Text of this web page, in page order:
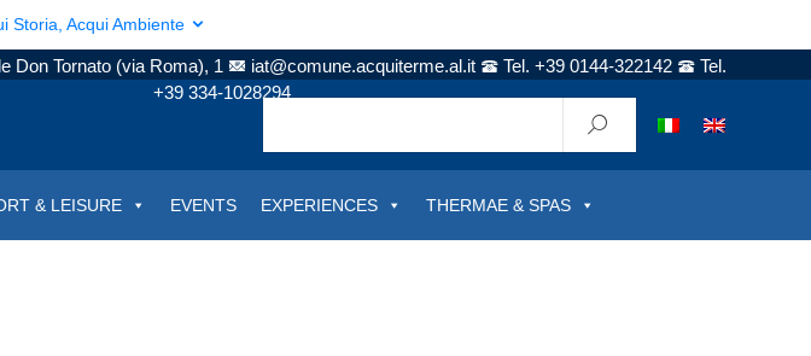
Storia, Acqui Ambiente
Don Tornato (via Roma), 1 iat@comune.acquiterme.al.it Tel. +39 0144-322142
Tel.
+39 334-1028294
& LEISURE EVENTS EXPERIENCES THERMAE & SPAS